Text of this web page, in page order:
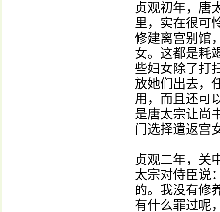
贞观初年，唐
里，实在很可
修建离宫别馆
女。这都是耗
些妇女除了打
放她们出去，
用，而且还可
是唐太宗让尚
门选择遣返宫
贞观二年，关
太宗对侍臣说
的。我没有修
有什么罪过呢